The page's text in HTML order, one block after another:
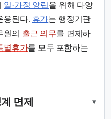
일·가정 양립을 위해 다양
용된다. 휴가는 행정기관
원의 출근 의무를 면제하
별휴가를 모두 포함하는
면제 ▾